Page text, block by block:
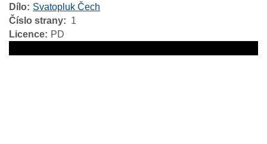
Dílo
Svatopluk Čech
Číslo strany
1
Licence
PD